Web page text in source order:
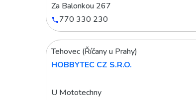
Za Balonkou 267
770 330 230
Tehovec (Říčany u Prahy)
HOBBYTEC CZ S.R.O.
U Mototechny